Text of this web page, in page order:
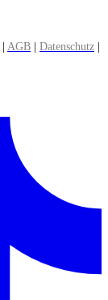
AGB Datenschutz